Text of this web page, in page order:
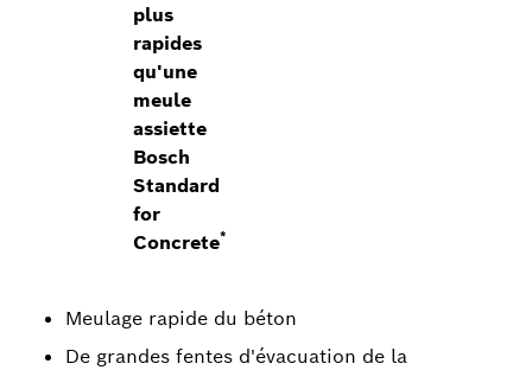
plus
rapides
qu'une
meule
assiette
Bosch
Standard
for
Concrete*
Meulage rapide du béton
De grandes fentes d'évacuation de la